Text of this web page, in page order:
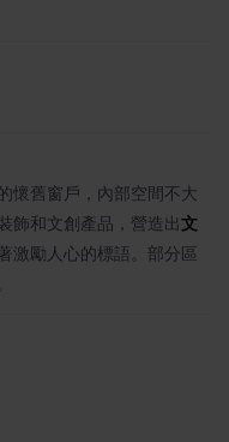
懷舊窗戶，內部空間不大
飾和文創產品，營造出文
激勵人心的標語。部分區